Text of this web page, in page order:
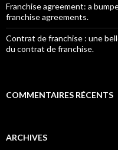
Franchise agreement: a
franchise agreements.
Contrat de franchise : une
du contrat de franchise.
COMMENTAIRES RÉCENTS
ARCHIVES